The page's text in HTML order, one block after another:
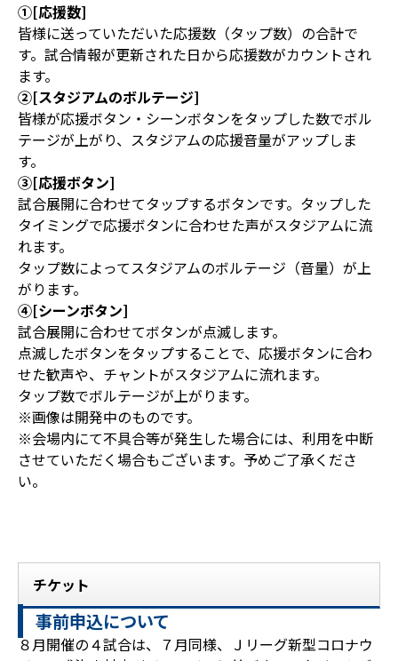
①[応援数]
皆様に送っていただいた応援数（タップ数）の合計で
す。試合情報が更新された日から応援数がカウントされ
ます。
②[スタジアムのボルテージ]
皆様が応援ボタン・シーンボタンをタップした数でボル
テージが上がり、スタジアムの応援音量がアップしま
す。
③[応援ボタン]
試合展開に合わせてタップするボタンです。タップした
タイミングで応援ボタンに合わせた声がスタジアムに流
れます。
タップ数によってスタジアムのボルテージ（音量）が上
がります。
④[シーンボタン]
試合展開に合わせてボタンが点滅します。
点滅したボタンをタップすることで、応援ボタンに合わ
せた歓声や、チャントがスタジアムに流れます。
タップ数でボルテージが上がります。
※画像は開発中のものです。
※会場内にて不具合等が発生した場合には、利用を中断
させていただく場合もございます。予めご了承くださ
い。
チケット
事前申込について
８月開催の４試合は、７月同様、Ｊリーグ新型コロナウ